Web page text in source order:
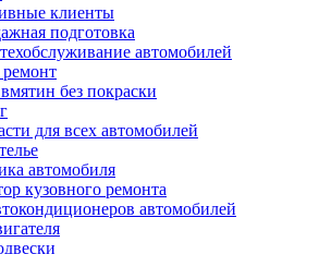
клиенты
подготовка
автомобилей
без покраски
для всех автомобилей
автомобиля
кузовного ремонта
автомобилей